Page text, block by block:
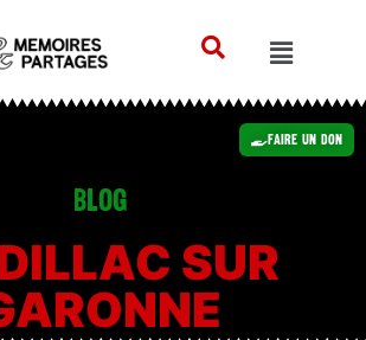
Faire un Don
Blog
SUR